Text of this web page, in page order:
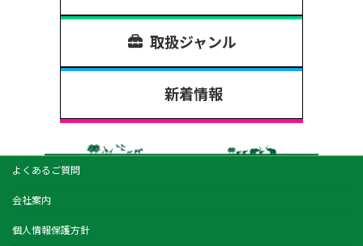
取扱ジャンル
新着情報
よくあるご質問
会社案内
個人情報保護方針